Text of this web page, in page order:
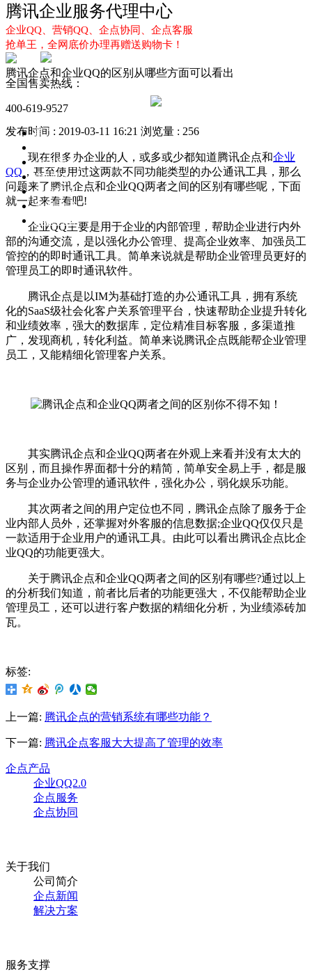
腾讯企业服务代理中心
企业QQ、营销QQ、企点协同、企点客服
抢单王，全网底价办理再赠送购物卡！
全国售卖热线：
400-619-9527
首页
企点服务
企业QQ2.0
企点协同
新闻动态
解决方案
腾讯企点和企业QQ的区别从哪些方面可以看出
发布时间 : 2019-03-11 16:21 浏览量 : 256
现在很多办企业的人，或多或少都知道腾讯企点和企业
QQ ，甚至使用过这两款不同功能类型的办公通讯工具，那么
问题来了腾讯企点和企业QQ两者之间的区别有哪些呢，下面
就一起来看看吧!
企业QQ主要是用于企业的内部管理，帮助企业进行内外
部的沟通交流，是以强化办公管理、提高企业效率、加强员工
管控的的即时通讯工具。简单来说就是帮助企业管理员更好的
管理员工的即时通讯软件。
腾讯企点是以IM为基础打造的办公通讯工具，拥有系统
化的SaaS级社会化客户关系管理平台，快速帮助企业提升转化
和业绩效率，强大的数据库，定位精准目标客服，多渠道推
广，发现商机，转化利益。简单来说腾讯企点既能帮企业管理
员工，又能精细化管理客户关系。
其实腾讯企点和企业QQ两者在外观上来看并没有太大的
区别，而且操作界面都十分的精简，简单安全易上手，都是服
务与企业办公管理的通讯软件，强化办公，弱化娱乐功能。
其次两者之间的用户定位也不同，腾讯企点除了服务于企
业内部人员外，还掌握对外客服的信息数据;企业QQ仅仅只是
一款适用于企业用户的通讯工具。由此可以看出腾讯企点比企
业QQ的功能更强大。
关于腾讯企点和企业QQ两者之间的区别有哪些?通过以上
的分析我们知道，前者比后者的功能更强大，不仅能帮助企业
管理员工，还可以进行客户数据的精细化分析，为业绩添砖加
瓦。
标签:
上一篇: 腾讯企点的营销系统有哪些功能？
下一篇: 腾讯企点客服大大提高了管理的效率
企点产品
企业QQ2.0
企点服务
企点协同
关于我们
公司简介
企点新闻
解决方案
服务支撑